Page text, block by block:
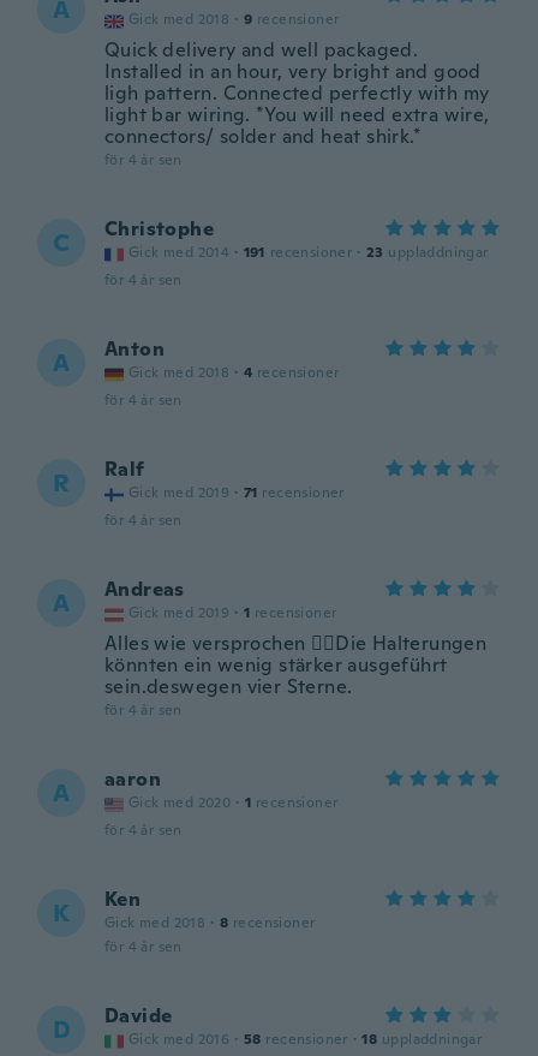
A Gick med 2018 · 9 recensioner
Quick delivery and well packaged.
Installed in an hour, very bright and good
ligh pattern. Connected perfectly with my
light bar wiring. *You will need extra wire,
connectors/ solder and heat shirk.*
för 4 år sen
C Christophe
Gick med 2014 · 191 recensioner · 23 uppladdningar
för 4 år sen
A Anton
Gick med 2018 · 4 recensioner
för 4 år sen
R Ralf
Gick med 2019 · 71 recensioner
för 4 år sen
A Andreas
Gick med 2019 · 1 recensioner
Alles wie versprochen 👍🏻Die Halterungen
könnten ein wenig stärker ausgeführt
sein.deswegen vier Sterne.
för 4 år sen
A aaron
Gick med 2020 · 1 recensioner
för 4 år sen
K Ken
Gick med 2018 · 8 recensioner
för 4 år sen
D Davide
Gick med 2016 · 58 recensioner · 18 uppladdningar